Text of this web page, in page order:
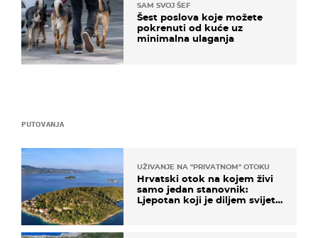
PUTOVANJA
UŽIVANJE NA "PRIVATNOM" OTOKU
Hrvatski otok na kojem živi
samo jedan stanovnik:
Ljepotan koji je diljem svijeta
SAM SVOJ ŠEF
Šest poslova koje možete
pokrenuti od kuće uz
minimalna ulaganja